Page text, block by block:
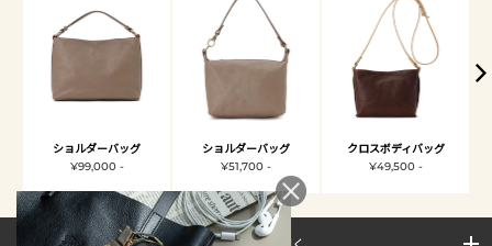
ショルダーバッグ
¥99,000 -
ショルダーバッグ
¥51,700 -
クロスボディバッグ
¥49,500 -